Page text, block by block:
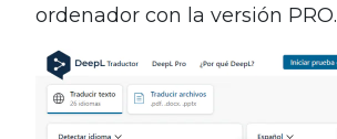
ordenador con la versión PRO.